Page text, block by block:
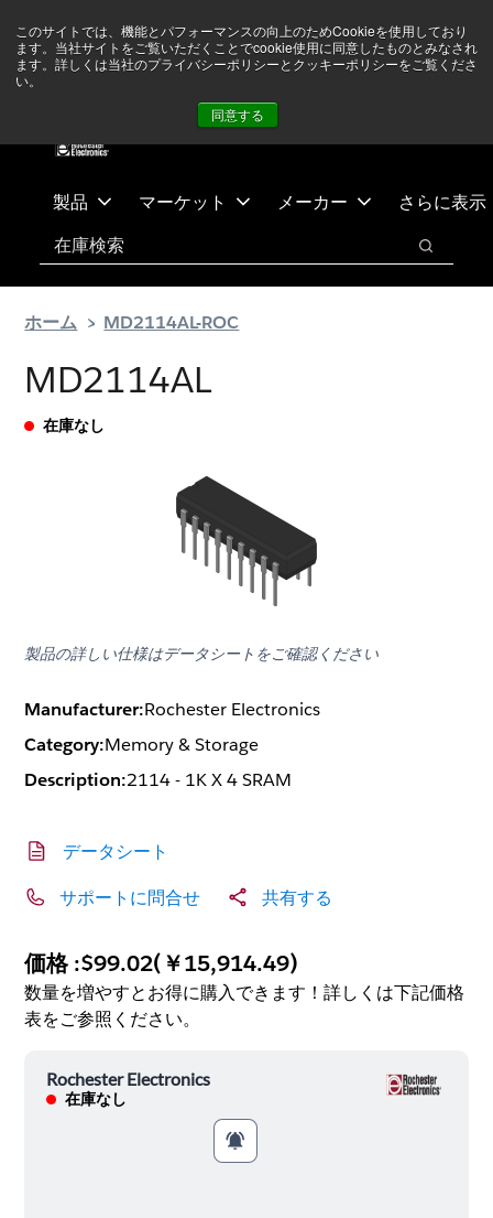
このサイトでは、機能とパフォーマンスの向上のためCookieを使用しており
ます。当社サイトをご覧いただくことでcookie使用に同意したものとみなされ
ます。詳しくは当社のプライバシーポリシーとクッキーポリシーをご覧くださ
い。
同意する
テ
ス
ありません 詳しい情報はこちら➜
製品 マーケット メーカー さらに表示
検索
検索
ホーム MD2114AL-ROC
MD2114AL
在庫なし
製品の詳しい仕様はデータシートをご確認ください
Manufacturer:Rochester Electronics
Category:Memory & Storage
Description:2114 - 1K X 4 SRAM
データシート
サポートに問合せ 共有する
価格 :$99.02(￥15,914.49)
数量を増やすとお得に購入できます！詳しくは下記価格
表をご参照ください。
Rochester Electronics
在庫なし